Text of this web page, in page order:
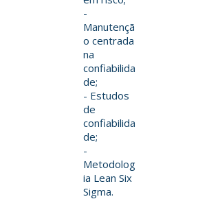
-
Manutençã
o centrada
na
confiabilida
de;
- Estudos
de
confiabilida
de;
-
Metodolog
ia Lean Six
Sigma.